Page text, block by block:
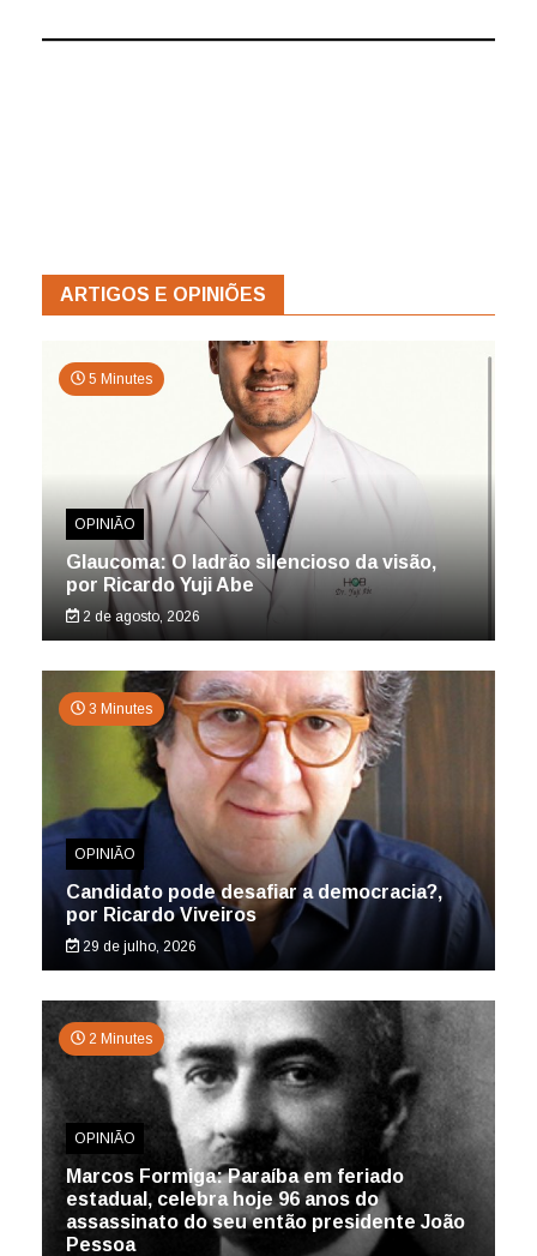
ARTIGOS E OPINIÕES
5 Minutes
OPINIÃO
Glaucoma: O ladrão silencioso da visão,
por Ricardo Yuji Abe
2 de agosto, 2026
3 Minutes
OPINIÃO
Candidato pode desafiar a democracia?,
por Ricardo Viveiros
29 de julho, 2026
2 Minutes
OPINIÃO
Marcos Formiga: Paraíba em feriado
estadual, celebra hoje 96 anos do
assassinato do seu então presidente João
Pessoa